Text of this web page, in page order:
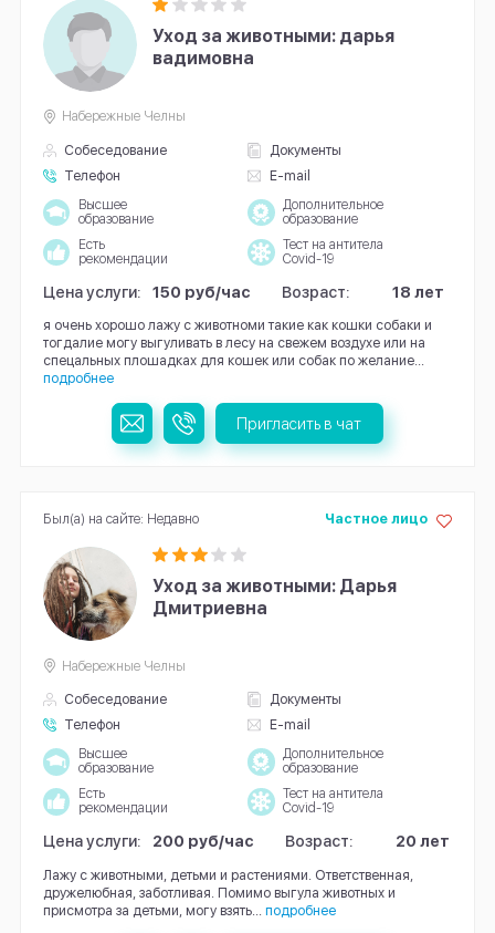
Уход за животными: дарья
вадимовна
Собеседование
Документы
Телефон
E-mail
Набережные Челны
Высшее
образование
Дополнительное
образование
Есть
рекомендации
Тест на антитела
Covid-19
Цена услуги: 150 руб/час Возраст: 18 лет
я очень хорошо лажу с животноми такие как кошки собаки и
тогдалие могу выгуливать в лесу на свежем воздухе или на
спецальных плошадках для кошек или собак по желание...
подробнее
Пригласить в чат
Уход за животными: Дарья
Дмитриевна
Собеседование
Документы
Телефон
E-mail
Частное лицо
Набережные Челны
Высшее
образование
Дополнительное
образование
Есть
рекомендации
Тест на антитела
Covid-19
Цена услуги: 200 руб/час Возраст: 20 лет
Лажу с животными, детьми и растениями. Ответственная,
дружелюбная, заботливая. Помимо выгула животных и
присмотра за детьми, могу взять...
подробнее
Был(а) на сайте: Недавно